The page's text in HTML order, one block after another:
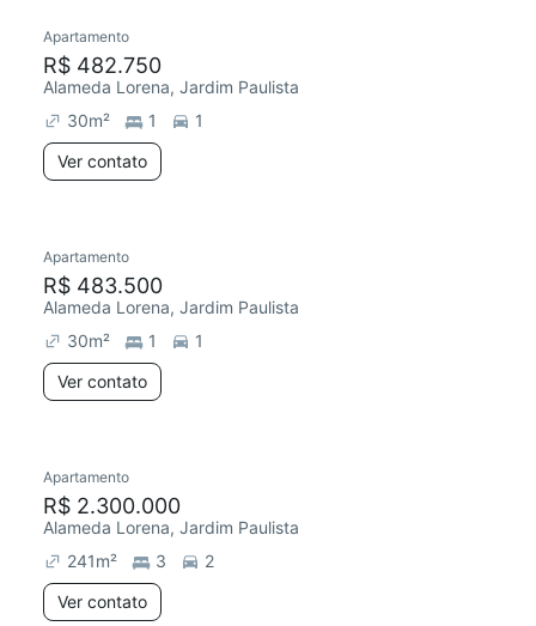
Redecorar
Apartamento
R$ 482.750
Alameda Lorena, Jardim Paulista
30m² 1
1
Ver contato
Redecorar
Apartamento
R$ 483.500
Alameda Lorena, Jardim Paulista
30m² 1
1
Ver contato
Redecorar
Apartamento
R$ 2.300.000
Alameda Lorena, Jardim Paulista
241m² 3
2
Ver contato